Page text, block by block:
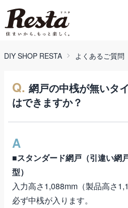
DIY SHOP RESTA よくあるご質問
Q. 網戸の中桟が無いタ
はできますか？
A
■スタンダード網戸（引違い網
型）
入力高さ1,088mm（製品高さ
必ず中桟が入ります。